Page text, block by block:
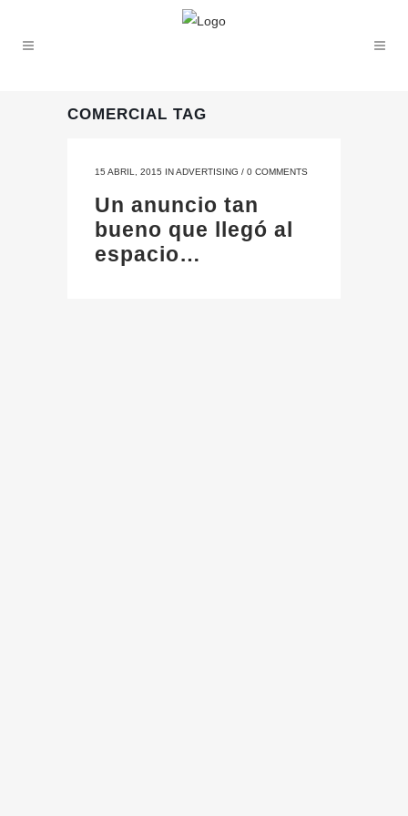
COMERCIAL TAG
15 ABRIL, 2015 INADVERTISING / 0 COMMENTS
Un anuncio tan
bueno que llegó al
espacio…